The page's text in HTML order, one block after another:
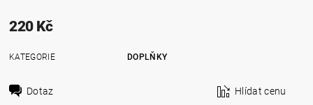
220 Kč
KATEGORIE DOPLŇKY
Dotaz Hlídat cenu